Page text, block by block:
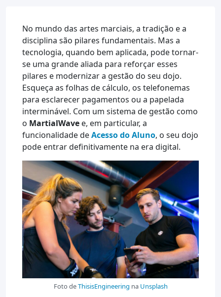
No mundo das artes marciais, a tradição e a
disciplina são pilares fundamentais. Mas a
tecnologia, quando bem aplicada, pode tornar-
se uma grande aliada para reforçar esses
pilares e modernizar a gestão do seu dojo.
Esqueça as folhas de cálculo, os telefonemas
para esclarecer pagamentos ou a papelada
interminável. Com um sistema de gestão como
o MartialWave e, em particular, a
funcionalidade deAcesso do Aluno, o seu dojo
pode entrar definitivamente na era digital.
Foto deThisisEngineering na Unsplash